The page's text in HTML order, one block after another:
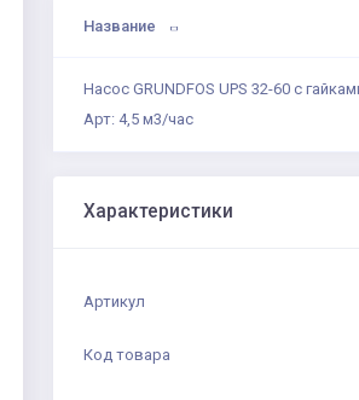
Название
Насос GRUNDFOS UPS 32-60 с
Арт: 4,5 м3/час
Характеристики
Артикул
Код товара